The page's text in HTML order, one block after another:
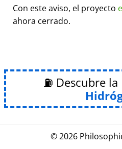
Con este aviso, el proyecto e
ahora cerrado.
⛽ Descubre la
© 2026